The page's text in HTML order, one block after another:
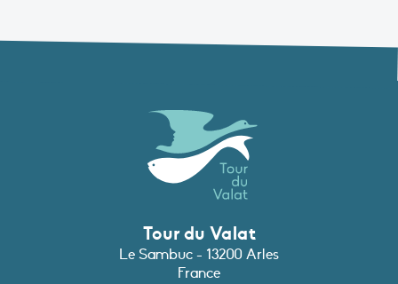
Tour du Valat
Le Sambuc - 13200 Arles
France